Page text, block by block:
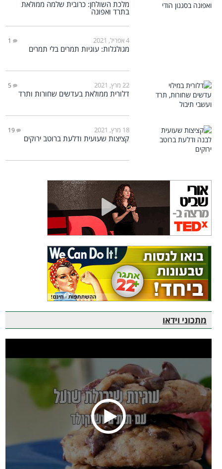
מלכת השולחן: כרובית שלמה ממולאת
בתרד ואפונה
4 אפריל, 2021 1
מגולגלות: עוגיות תמרים בלי תמרים
22 מרץ, 2021 5
דלורית ממולאת בעדשים שחורות ותרד
18 מרץ, 2021 19
קציצות שעועית ודלעת ברוטב ירוקים
מתכוני וידאו